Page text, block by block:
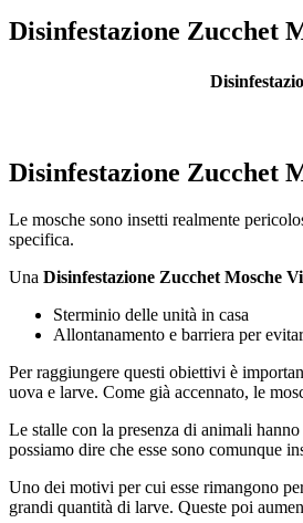
Disinfestazione Zucchet
Disinfestazione Zucchet
Le mosche sono insetti realmente
specifica.
Una Disinfestazione Zucchet Mosche
Sterminio delle unità in casa
Allontanamento e barriera per
Per raggiungere questi obiettivi è
uova e larve. Come già accennato, le
Le stalle con la presenza di animali
possiamo dire che esse sono comunque
Uno dei motivi per cui esse rimangono
grandi quantità di larve. Queste poi